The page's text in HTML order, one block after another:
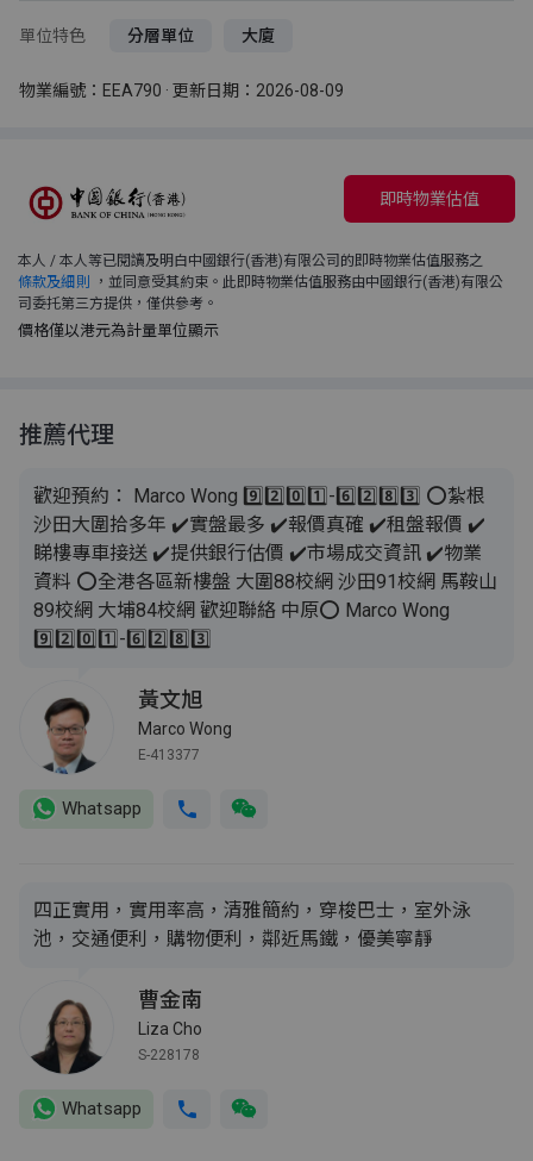
單位特色 分層單位 大廈
物業編號：EEA790 · 更新日期：2026-08-09
即時物業估值
本人 / 本人等已閱讀及明白中國銀行(香港)有限公司的即時物業估值服務之
條款及細則
，並同意受其約束。此即時物業估值服務由中國銀行(香港)有限公
司委托第三方提供，僅供參考。
價格僅以港元為計量單位顯示
推薦代理
歡迎預約： Marco Wong 9️⃣2️⃣0️⃣1️⃣-6️⃣2️⃣8️⃣3️⃣ ⭕️紮根
沙田大圍拾多年 ✔️實盤最多 ✔️報價真確 ✔️租盤報價 ✔️
睇樓專車接送 ✔️提供銀行估價 ✔️市場成交資訊 ✔️物業
資料 ⭕️全港各區新樓盤 大圍88校網 沙田91校網 馬鞍山
89校網 大埔84校網 歡迎聯絡 中原⭕️ Marco Wong
9️⃣2️⃣0️⃣1️⃣-6️⃣2️⃣8️⃣3️⃣
黃文旭
Marco Wong
E-413377
Whatsapp
四正實用，實用率高，清雅簡約，穿梭巴士，室外泳
池，交通便利，購物便利，鄰近馬鐵，優美寧靜
曹金南
Liza Cho
S-228178
Whatsapp